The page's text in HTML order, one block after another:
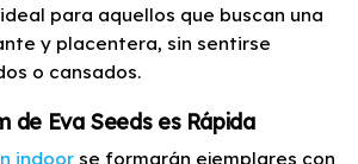
para aquellos que buscan una
y placentera, sin sentirse
o cansados.
de Eva Seeds es Rápida
indoor se formarán ejemplares con